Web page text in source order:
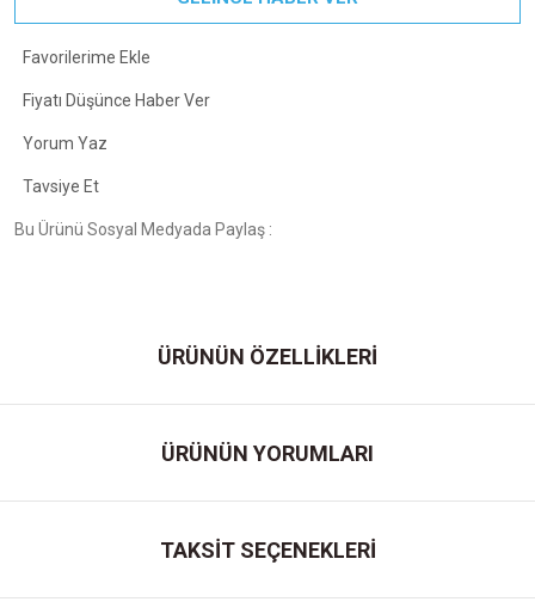
Fiyatı Düşünce Haber Ver
Yorum Yaz
Tavsiye Et
Bu Ürünü Sosyal Medyada Paylaş :
ÜRÜNÜN ÖZELLİKLERİ
ÜRÜNÜN YORUMLARI
TAKSİT SEÇENEKLERİ